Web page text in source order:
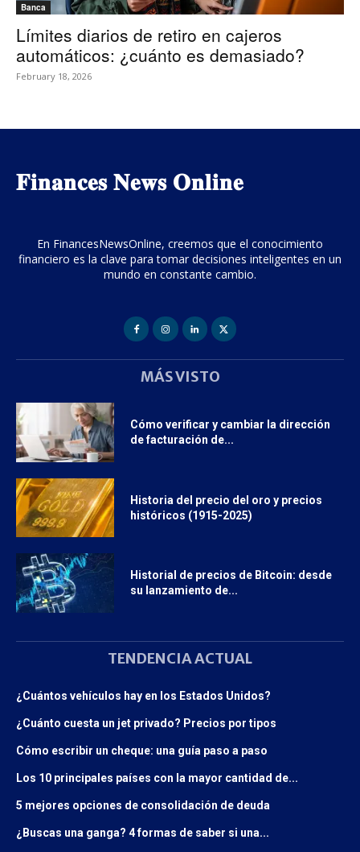
Banca
Límites diarios de retiro en cajeros
automáticos: ¿cuánto es demasiado?
February 18, 2026
𝐅𝐢𝐧𝐚𝐧𝐜𝐞𝐬 𝐍𝐞𝐰𝐬 𝐎𝐧𝐥𝐢𝐧𝐞
En FinancesNewsOnline, creemos que el conocimiento
financiero es la clave para tomar decisiones inteligentes en un
mundo en constante cambio.
MÁS VISTO
Cómo verificar y cambiar la dirección
de facturación de...
Historia del precio del oro y precios
históricos (1915-2025)
Historial de precios de Bitcoin: desde
su lanzamiento de...
TENDENCIA ACTUAL
¿Cuántos vehículos hay en los Estados Unidos?
¿Cuánto cuesta un jet privado? Precios por tipos
Cómo escribir un cheque: una guía paso a paso
Los 10 principales países con la mayor cantidad de...
5 mejores opciones de consolidación de deuda
¿Buscas una ganga? 4 formas de saber si una...